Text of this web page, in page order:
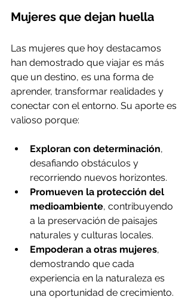
Mujeres que dejan huella
Las mujeres que hoy destacamos
han demostrado que viajar es más
que un destino, es una forma de
aprender, transformar realidades y
conectar con el entorno. Su aporte es
valioso porque:
Exploran con determinación,
desafiando obstáculos y
recorriendo nuevos horizontes.
Promueven la protección del
medioambiente, contribuyendo
a la preservación de paisajes
naturales y culturas locales.
Empoderan a otras mujeres,
demostrando que cada
experiencia en la naturaleza es
una oportunidad de crecimiento.